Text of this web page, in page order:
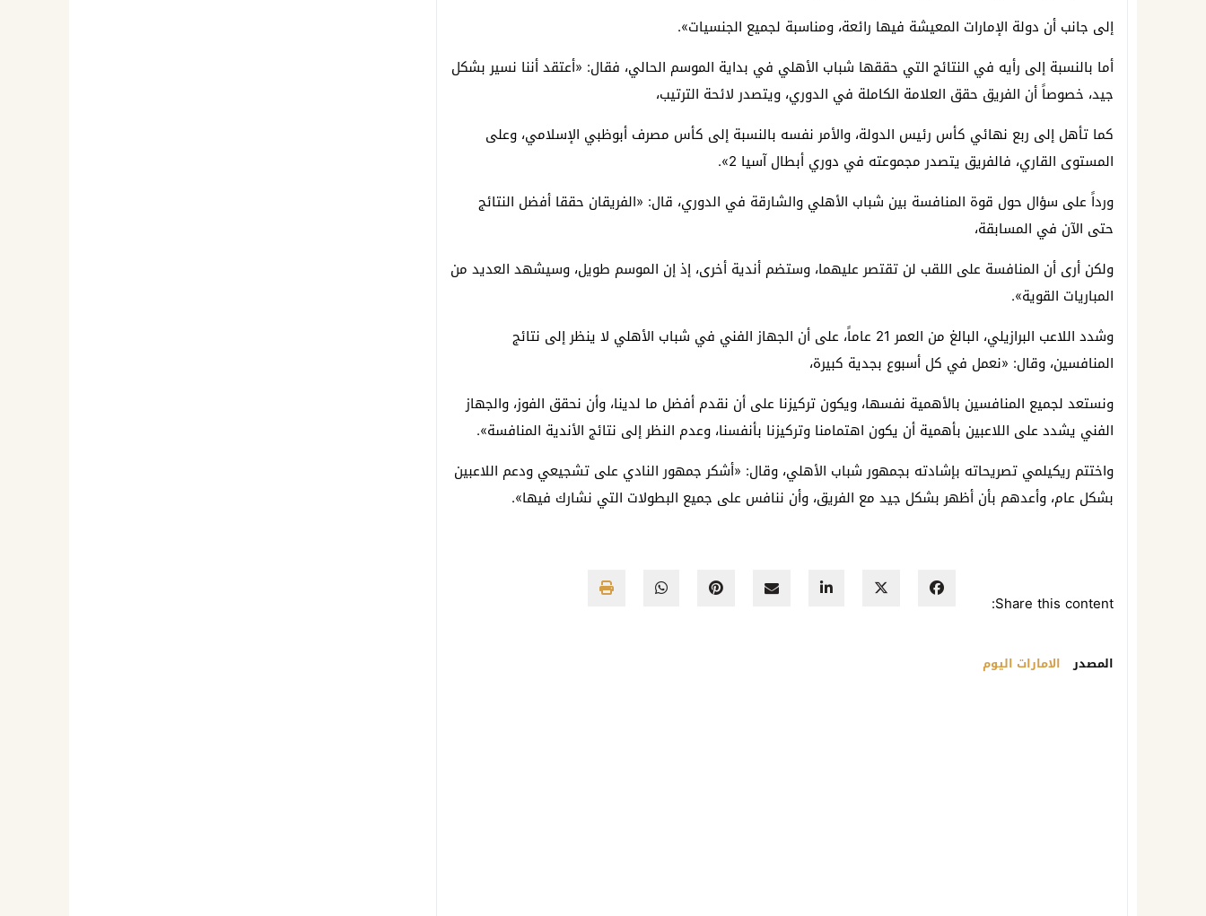
إلى جانب أن دولة الإمارات المعيشة فيها رائعة، ومناسبة لجميع الجنسيات».
أما بالنسبة إلى رأيه في النتائج التي حققها شباب الأهلي في بداية الموسم الحالي، فقال: «أعتقد أننا نسير بشكل
جيد، خصوصاً أن الفريق حقق العلامة الكاملة في الدوري، ويتصدر لائحة الترتيب،
كما تأهل إلى ربع نهائي كأس رئيس الدولة، والأمر نفسه بالنسبة إلى كأس مصرف أبوظبي الإسلامي، وعلى
المستوى القاري، فالفريق يتصدر مجموعته في دوري أبطال آسيا 2».
ورداً على سؤال حول قوة المنافسة بين شباب الأهلي والشارقة في الدوري، قال: «الفريقان حققا أفضل النتائج
حتى الآن في المسابقة،
ولكن أرى أن المنافسة على اللقب لن تقتصر عليهما، وستضم أندية أخرى، إذ إن الموسم طويل، وسيشهد العديد من
المباريات القوية».
وشدد اللاعب البرازيلي، البالغ من العمر 21 عاماً، على أن الجهاز الفني في شباب الأهلي لا ينظر إلى نتائج
المنافسين، وقال: «نعمل في كل أسبوع بجدية كبيرة،
ونستعد لجميع المنافسين بالأهمية نفسها، ويكون تركيزنا على أن نقدم أفضل ما لدينا، وأن نحقق الفوز، والجهاز
الفني يشدد على اللاعبين بأهمية أن يكون اهتمامنا وتركيزنا بأنفسنا، وعدم النظر إلى نتائج الأندية المنافسة».
واختتم ريكيلمي تصريحاته بإشادته بجمهور شباب الأهلي، وقال: «أشكر جمهور النادي على تشجيعي ودعم اللاعبين
بشكل عام، وأعدهم بأن أظهر بشكل جيد مع الفريق، وأن ننافس على جميع البطولات التي نشارك فيها».
Share this content:
المصدر الامارات اليوم